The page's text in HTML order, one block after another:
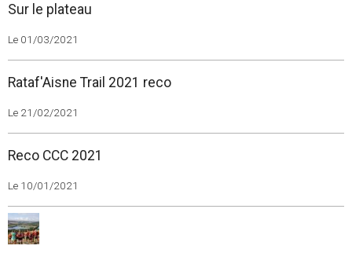
Sur le plateau
Le 01/03/2021
Rataf'Aisne Trail 2021 reco
Le 21/02/2021
Reco CCC 2021
Le 10/01/2021